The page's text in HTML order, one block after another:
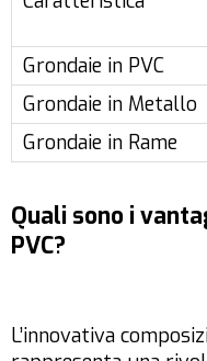
Quali sono i
PVC?
L’innovativa